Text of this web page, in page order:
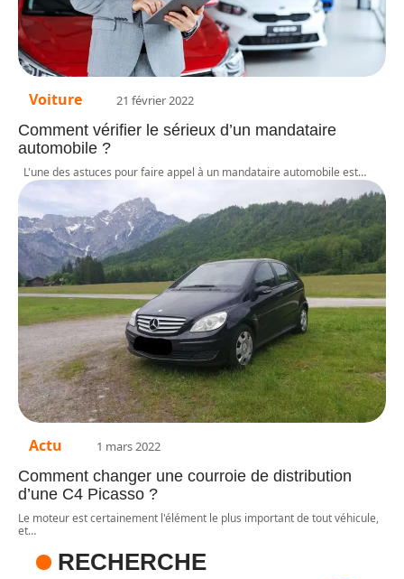
Voiture 21 février 2022
Comment vérifier le sérieux d’un mandataire
automobile ?
L'une des astuces pour faire appel à un mandataire automobile est…
Actu 1 mars 2022
Comment changer une courroie de distribution
d’une C4 Picasso ?
Le moteur est certainement l'élément le plus important de tout véhicule,
et…
RECHERCHE